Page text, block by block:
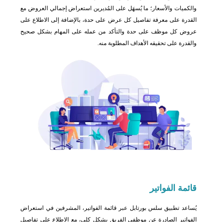
والكميات والأسعار؛ ما يُسهَل على المُديرين استعراض إجمالي العروض مع
القدرة على معرفة تفاصيل كل عرض على حدة، بالإضافة إلى الاطلاع على
عروض كل موظف على حدة والتأكد من عمله على المهام بشكل صحيح
والقدرة على تحقيقه الأهداف المطلوبة منه.
قائمة الفواتير
يُساعد تطبيق سلس بورتابل عبر قائمة الفواتير، المشرفين في استعراض
الفواتير الصادرة عن موظفي الفريق بشكل كلي، مع الاطلاع على تفاصيل